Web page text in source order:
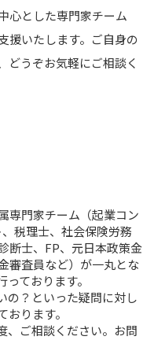
心とした専門家チーム
援いたします。ご自身の
どうぞお気軽にご相談く
専門家チーム（起業コン
税理士、社会保険労務
断士、FP、元日本政策金
審査員など）が一丸とな
ております。
の？といった疑問に対し
ります。
、ご相談ください。お問